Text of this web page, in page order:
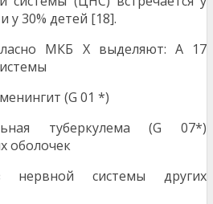
у 30% детей [18].
МКБ Х выделяют: А 17
(G 01 *)
туберкулема (G 07*)
оболочек
нервной системы других